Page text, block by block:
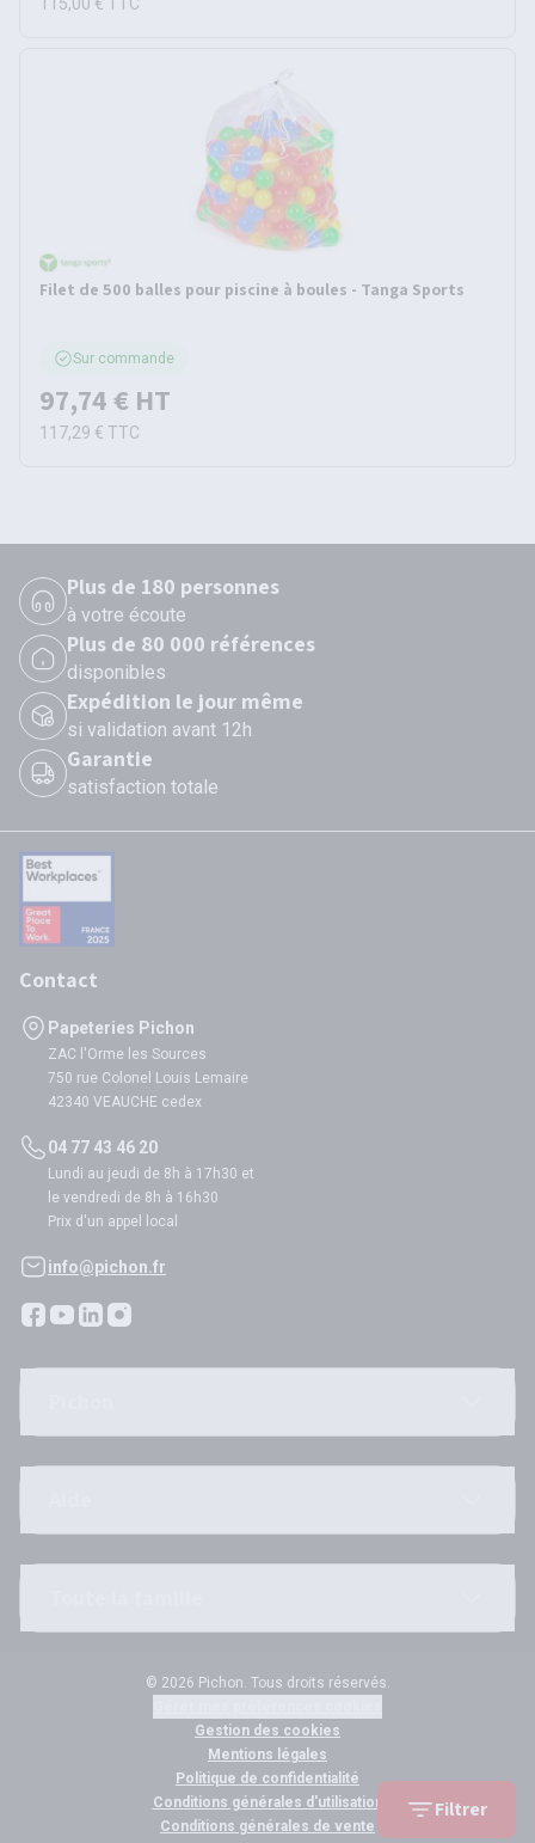
Filtrer
Filet de 500 balles pour piscine à boules - Tanga Sports
Sur commande
97,74 € HT
117,29 € TTC
Plus de 180 personnes
à votre écoute
Plus de 80 000 références
disponibles
Expédition le jour même
si validation avant 12h
Garantie
satisfaction totale
Contact
Papeteries Pichon
ZAC l'Orme les Sources
750 rue Colonel Louis Lemaire
42340 VEAUCHE cedex
04 77 43 46 20
Lundi au jeudi de 8h à 17h30 et
le vendredi de 8h à 16h30
Prix d'un appel local
info@pichon.fr
© 2026 Pichon. Tous droits réservés.
Gestion des cookies
Mentions légales
Politique de confidentialité
Conditions générales d'utilisation
Conditions générales de vente